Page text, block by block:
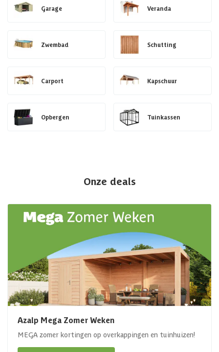
Garage Veranda
Zwembad Schutting
Carport Kapschuur
Opbergen Tuinkassen
Onze deals
Azalp Mega Zomer Weken
MEGA zomer kortingen op overkappingen en tuinhuizen!